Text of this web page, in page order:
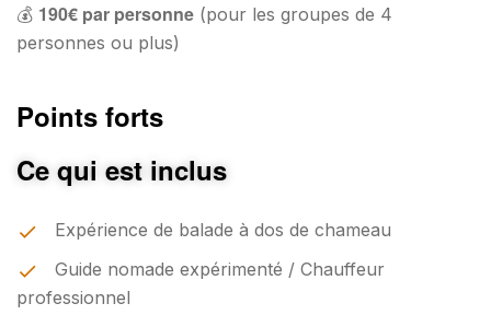
💰 190€ par personne (pour les groupes de 4
personnes ou plus)
Points forts
Ce qui est inclus
Expérience de balade à dos de chameau
Guide nomade expérimenté / Chauffeur
professionnel